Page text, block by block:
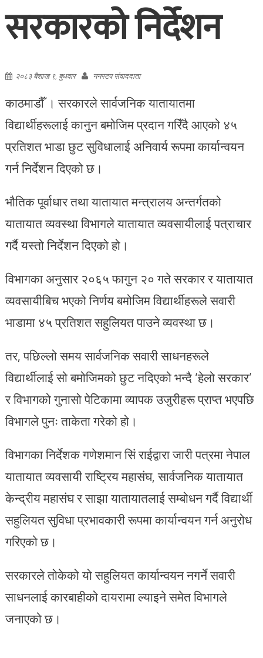
सरकारको निर्देशन
२०८३ बैशाख ९, बुधवार ननस्टप संवाददाता
काठमाडौँ । सरकारले सार्वजनिक यातायातमा
विद्यार्थीहरूलाई कानुन बमोजिम प्रदान गरिँदै आएको ४५
प्रतिशत भाडा छुट सुविधालाई अनिवार्य रूपमा कार्यान्वयन
गर्न निर्देशन दिएको छ।
भौतिक पूर्वाधार तथा यातायात मन्त्रालय अन्तर्गतको
यातायात व्यवस्था विभागले यातायात व्यवसायीलाई पत्राचार
गर्दै यस्तो निर्देशन दिएको हो।
विभागका अनुसार २०६५ फागुन २० गते सरकार र यातायात
व्यवसायीबिच भएको निर्णय बमोजिम विद्यार्थीहरूले सवारी
भाडामा ४५ प्रतिशत सहुलियत पाउने व्यवस्था छ।
तर, पछिल्लो समय सार्वजनिक सवारी साधनहरूले
विद्यार्थीलाई सो बमोजिमको छुट नदिएको भन्दै ‘हेलो सरकार’
र विभागको गुनासो पेटिकामा व्यापक उजुरीहरू प्राप्त भएपछि
विभागले पुनः ताकेता गरेको हो।
विभागका निर्देशक गणेशमान सिं राईद्वारा जारी पत्रमा नेपाल
यातायात व्यवसायी राष्ट्रिय महासंघ, सार्वजनिक यातायात
केन्द्रीय महासंघ र साझा यातायातलाई सम्बोधन गर्दै विद्यार्थी
सहुलियत सुविधा प्रभावकारी रूपमा कार्यान्वयन गर्न अनुरोध
गरिएको छ।
सरकारले तोकेको यो सहुलियत कार्यान्वयन नगर्ने सवारी
साधनलाई कारबाहीको दायरामा ल्याइने समेत विभागले
जनाएको छ।